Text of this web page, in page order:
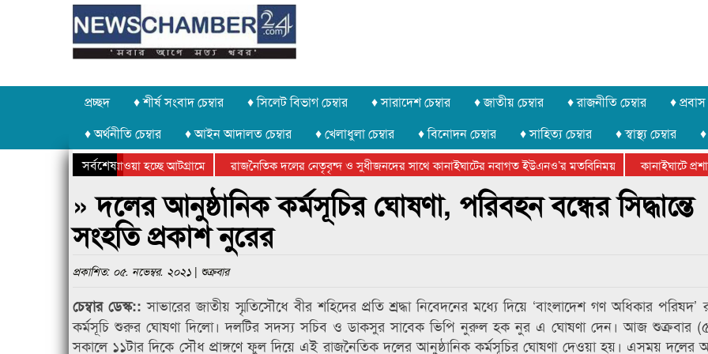
প্রচ্ছদ ♦ শীর্ষ সংবাদ চেম্বার ♦ সিলেট বিভাগ চেম্বার ♦ সারাদেশ চেম্বার ♦ জাতীয় চেম্বার ♦ রাজনীতি চেম্বার ♦ প্রবাস
♦ অর্থনীতি চেম্বার
♦ আইন আদালত চেম্বার ♦ খেলাধুলা চেম্বার ♦ বিনোদন চেম্বার ♦ সাহিত্য চেম্বার ♦ স্বাস্থ্য চেম্বার
সর্বশেষ
চুরি করে নিয়ে যাওয়া হচ্ছে আটগ্রামে রাজনৈতিক দলের নেতৃবৃন্দ ও সুধীজনদের সাথে কানাইঘাটের নবাগত ইউএনও’র মতবিনিময় কানাইঘাটে
ক্রীড়া প্রতিযোগিতার পুরস্কার বিতরণ সম্পন্ন
সিলেটে বাংলাদেশ গ্রুপ থিয়েটার ফেডারেশানের বিভাগীয় অভিনয় কর্মশালা সম্পন্ন
» দলের আনুষ্ঠানিক কর্মসূচির ঘোষণা, পরিবহন বন্ধের সিদ্ধান্তে
সংহতি প্রকাশ নুরের
প্রকাশিত: ০৫. নভেম্বর. ২০২১ | শুক্রবার
চেম্বার ডেস্ক::সাভারের জাতীয় স্মৃতিসৌধে বীর শহিদের প্রতি শ্রদ্ধা নিবেদনের মধ্যে দিয়ে ‘বাংলাদেশ গণ অধিকার পরিষদ’
কর্মসূচি শুরুর ঘোষণা দিলো। দলটির সদস্য সচিব ও ডাকসুর সাবেক ভিপি নুরুল হক নুর এ ঘোষণা দেন। আজ শুক্রবার
সকালে ১১টার দিকে সৌধ প্রাঙ্গণে ফুল দিয়ে এই রাজনৈতিক দলের আনুষ্ঠানিক কর্মসূচির ঘোষণা দেওয়া হয়। এসময় দলের